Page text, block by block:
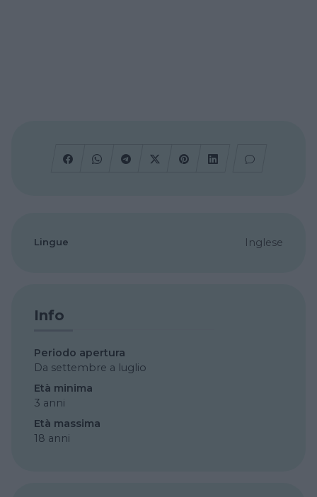
Lingue Inglese
Info
Periodo apertura
Da settembre a luglio
Età minima
3 anni
Età massima
18 anni